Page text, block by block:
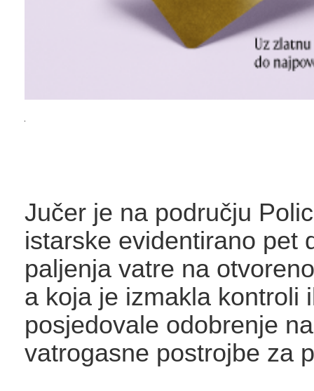
Jučer je na području
istarske evidentirano pet
paljenja vatre na
a koja je izmakla kontroli
posjedovale odobrenje
vatrogasne postrojbe za